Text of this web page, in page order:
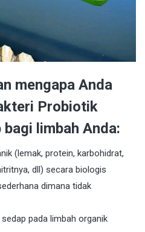
mengapa Anda
Probiotik
bagi limbah Anda:
(lemak, protein, karbohidrat,
dll) secara biologis
dimana tidak
pada limbah organik